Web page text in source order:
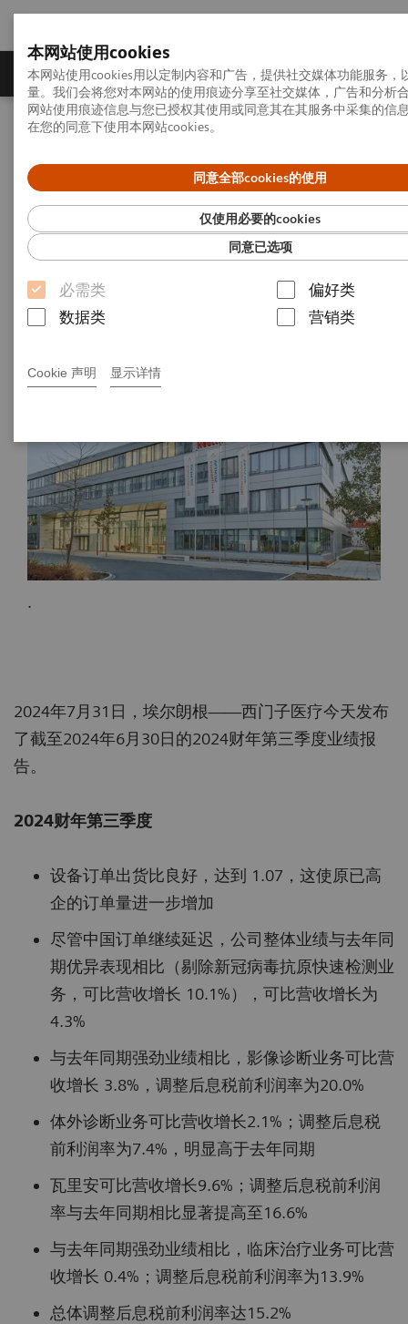
本网站使用cookies
本网站使用cookies用以定制内容和广告，提供社交媒体功能服务，
量。我们会将您对本网站的使用痕迹分享至社交媒体，广告和分析
网站使用痕迹信息与您已授权其使用或同意其在其服务中采集的信
在您的同意下使用本网站cookies。
同意全部cookies的使用
仅使用必要的cookies
同意已选项
必需类
偏好类
数据类
营销类
Cookie 声明 显示详情
产品一览 疾病与临床解决方案 相关信息
首页 新闻发布
新闻稿
西门子医疗继续保持订单增长
趋势，确认全年预期
.
2024年7月31日，埃尔朗根——西门子医疗今天发布
了截至2024年6月30日的2024财年第三季度业绩报
告。
2024财年第三季度
设备订单出货比良好，达到 1.07，这使原已高
企的订单量进一步增加
尽管中国订单继续延迟，公司整体业绩与去年同
期优异表现相比（剔除新冠病毒抗原快速检测业
务，可比营收增长 10.1%），可比营收增长为
4.3%
与去年同期强劲业绩相比，影像诊断业务可比营
收增长 3.8%，调整后息税前利润率为20.0%
体外诊断业务可比营收增长2.1%；调整后息税
前利润率为7.4%，明显高于去年同期
瓦里安可比营收增长9.6%；调整后息税前利润
率与去年同期相比显著提高至16.6%
与去年同期强劲业绩相比，临床治疗业务可比营
收增长 0.4%；调整后息税前利润率为13.9%
总体调整后息税前利润率达15.2%